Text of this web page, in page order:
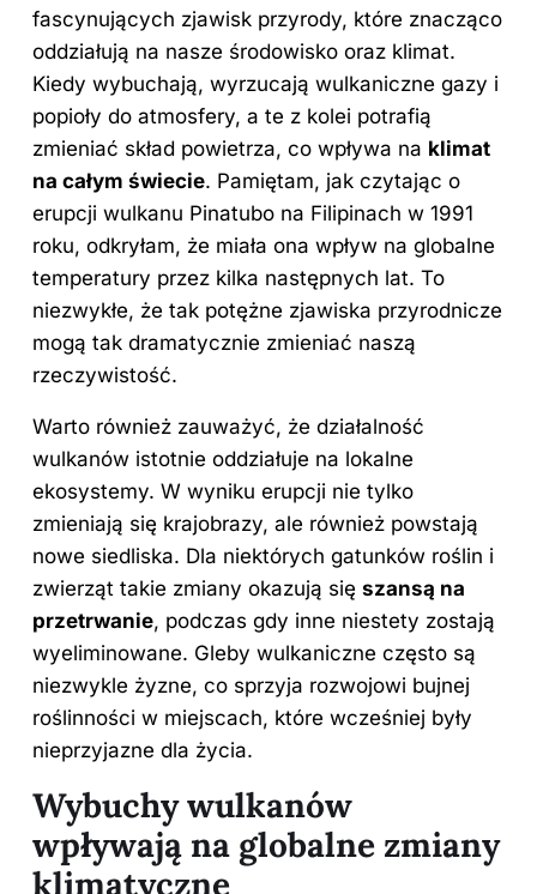
fascynujących zjawisk przyrody, które znacząco
oddziałują na nasze środowisko oraz klimat.
Kiedy wybuchają, wyrzucają wulkaniczne gazy i
popioły do atmosfery, a te z kolei potrafią
zmieniać skład powietrza, co wpływa na klimat
na całym świecie. Pamiętam, jak czytając o
erupcji wulkanu Pinatubo na Filipinach w 1991
roku, odkryłam, że miała ona wpływ na globalne
temperatury przez kilka następnych lat. To
niezwykłe, że tak potężne zjawiska przyrodnicze
mogą tak dramatycznie zmieniać naszą
rzeczywistość.
Warto również zauważyć, że działalność
wulkanów istotnie oddziałuje na lokalne
ekosystemy. W wyniku erupcji nie tylko
zmieniają się krajobrazy, ale również powstają
nowe siedliska. Dla niektórych gatunków roślin i
zwierząt takie zmiany okazują się szansą na
przetrwanie, podczas gdy inne niestety zostają
wyeliminowane. Gleby wulkaniczne często są
niezwykle żyzne, co sprzyja rozwojowi bujnej
roślinności w miejscach, które wcześniej były
nieprzyjazne dla życia.
Wybuchy wulkanów
wpływają na globalne zmiany
klimatyczne